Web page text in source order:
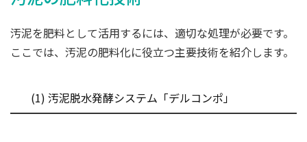
汚泥を肥料として活用するには、適切な処理が必要です。
ここでは、汚泥の肥料化に役立つ主要技術を紹介します。
(1) 汚泥脱水発酵システム「デルコンポ」